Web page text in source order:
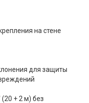
на стене
для защиты
+ 2 м) без